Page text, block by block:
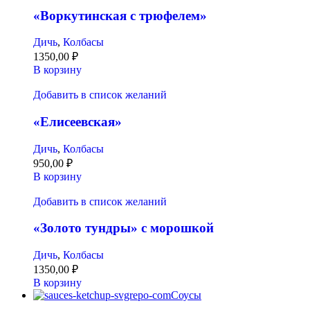
«Воркутинская с трюфелем»
Дичь, Колбасы
1350,00 ₽
В корзину
Добавить в список желаний
«Елисеевская»
Дичь, Колбасы
950,00 ₽
В корзину
Добавить в список желаний
«Золото тундры» с морошкой
Дичь, Колбасы
1350,00 ₽
В корзину
Соусы